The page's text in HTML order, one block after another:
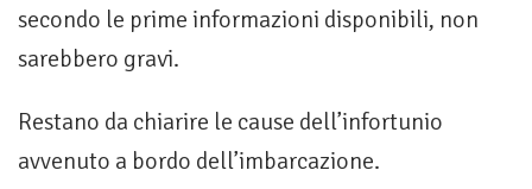
secondo le prime informazioni disponibili, non
sarebbero gravi.
Restano da chiarire le cause dell’infortunio
avvenuto a bordo dell’imbarcazione.